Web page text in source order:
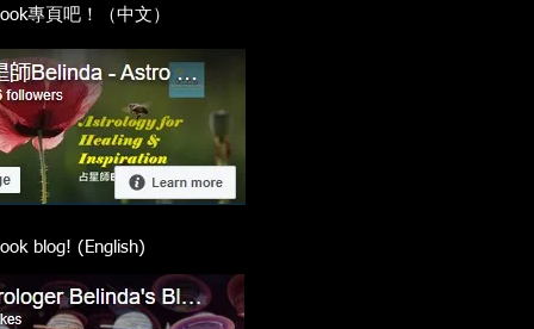
專頁吧！（中文）
blog! (English)